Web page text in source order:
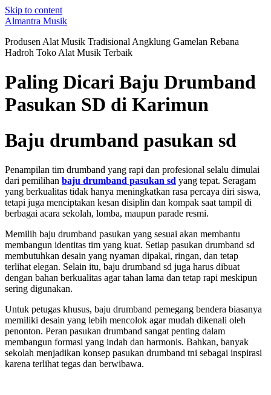
Skip to content
Almantra Musik
Produsen Alat Musik Tradisional Angklung Gamelan Rebana
Hadroh Toko Alat Musik Terbaik
Paling Dicari Baju Drumband
Pasukan SD di Karimun
Baju drumband pasukan sd
Penampilan tim drumband yang rapi dan profesional selalu dimulai
dari pemilihan baju drumband pasukan sd yang tepat. Seragam
yang berkualitas tidak hanya meningkatkan rasa percaya diri siswa,
tetapi juga menciptakan kesan disiplin dan kompak saat tampil di
berbagai acara sekolah, lomba, maupun parade resmi.
Memilih baju drumband pasukan yang sesuai akan membantu
membangun identitas tim yang kuat. Setiap pasukan drumband sd
membutuhkan desain yang nyaman dipakai, ringan, dan tetap
terlihat elegan. Selain itu, baju drumband sd juga harus dibuat
dengan bahan berkualitas agar tahan lama dan tetap rapi meskipun
sering digunakan.
Untuk petugas khusus, baju drumband pemegang bendera biasanya
memiliki desain yang lebih mencolok agar mudah dikenali oleh
penonton. Peran pasukan drumband sangat penting dalam
membangun formasi yang indah dan harmonis. Bahkan, banyak
sekolah menjadikan konsep pasukan drumband tni sebagai inspirasi
karena terlihat tegas dan berwibawa.